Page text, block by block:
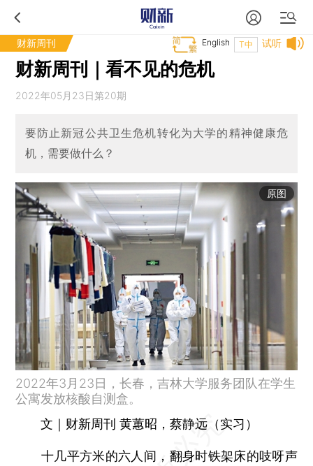
财新周刊 试听
T中
English
财新周刊｜看不见的危机
2022年05月23日第20期
要防止新冠公共卫生危机转化为大学的精神健康危
机，需要做什么？
原图
2022年3月23日，长春，吉林大学服务团队在学生
公寓发放核酸自测盒。
文｜财新周刊 黄蕙昭，蔡静远（实习）
十几平方米的六人间，翻身时铁架床的吱呀声